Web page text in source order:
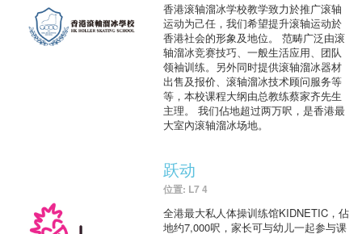
香港滚轴溜冰学校教学致力於推广滚轴
运动为己任，我们希望提升滚轴运动於
香港社会的形象及地位。 范畴广泛由滚
轴溜冰竞赛技巧、一般生活应用、团队
领袖训练。另外同时提供滚轴溜冰器材
出售及报价、滚轴溜冰技术顾问服务等
等，本校课程大纲由总教练蔡家齐先生
主理。 我们佔地超过两万呎，是香港最
大室內滚轴溜冰场地。
跃动
位置: L7 4
全港最大私人体操训练馆KIDNETIC，佔
地约7,000呎，家长可与幼儿一起参与课